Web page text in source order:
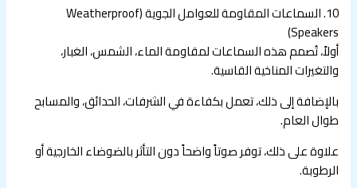
10. السماعات المقاومة للعوامل الجوية (Weatherproof
Speakers)
أولاً، تُصمم هذه السماعات لمقاومة الماء، الشمس، الغبار،
والتغيرات المناخية القاسية.
بالإضافة إلى ذلك، تعمل بكفاءة في الشرفات، الحدائق، والمسابح
طوال العام.
علاوة على ذلك، توفر صوتاً واضحاً دون التأثر بالضوضاء الخارجية أو
الرطوبة.